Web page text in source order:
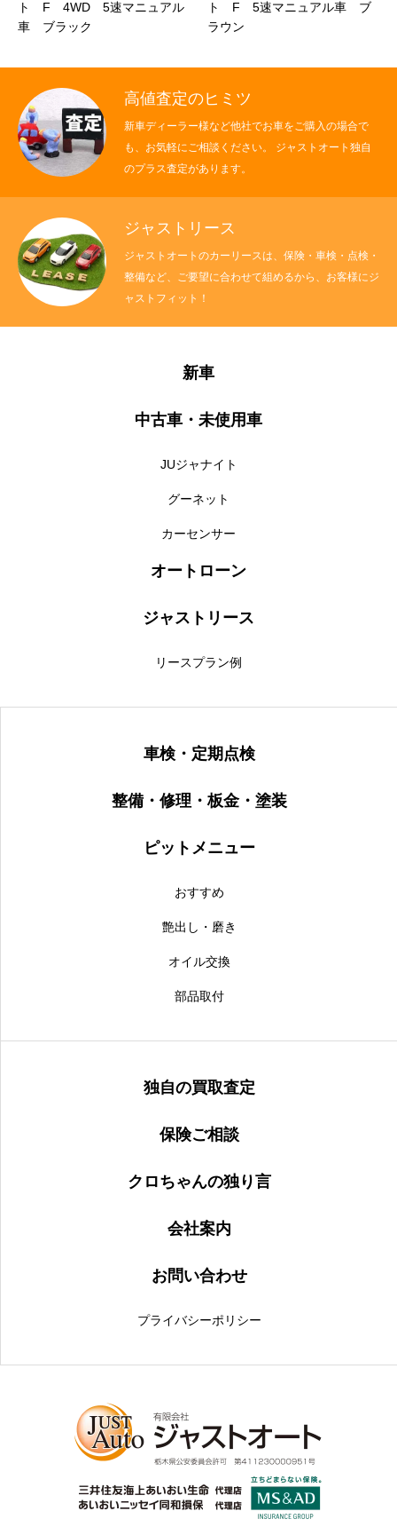
ト F 4WD 5速マニュアル
車 ブラック
ト F 5速マニュアル車 ブ
ラウン
高値査定のヒミツ
新車ディーラー様など他社でお車をご購入の場合で
も、お気軽にご相談ください。 ジャストオート独自
のプラス査定があります。
ジャストリース
ジャストオートのカーリースは、保険・車検・点検・
整備など、ご要望に合わせて組めるから、お客様にジ
ャストフィット！
新車
中古車・未使用車
JUジャナイト
グーネット
カーセンサー
オートローン
ジャストリース
リースプラン例
車検・定期点検
整備・修理・板金・塗装
ピットメニュー
おすすめ
艶出し・磨き
オイル交換
部品取付
独自の買取査定
保険ご相談
クロちゃんの独り言
会社案内
お問い合わせ
プライバシーポリシー